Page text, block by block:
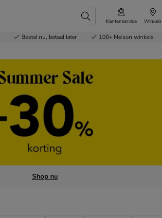
Klantenservice Winkels
Bestel nu, betaal later 100+ Nelson winkels
Shop nu